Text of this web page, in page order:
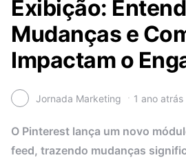
Exibição:
Mudanças e
Impactam o
Jornada Marketing 1 ano atrás
O Pinterest lança um novo
feed, trazendo mudanças